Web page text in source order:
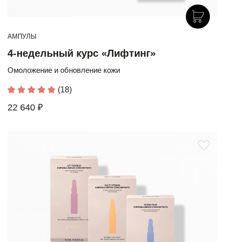
АМПУЛЫ
4-недельный курс «Лифтинг»
Омоложение и обновление кожи
(18)
22 640 ₽